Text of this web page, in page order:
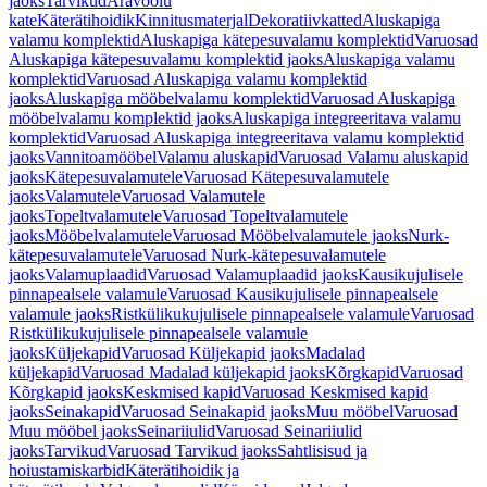
kateKäterätihoidikKinnitusmaterjalDekoratiivkattedAluskapiga
valamu komplektidAluskapiga kätepesuvalamu komplektidVaruosad
Aluskapiga kätepesuvalamu komplektid jaoksAluskapiga valamu
komplektidVaruosad Aluskapiga valamu komplektid
jaoksAluskapiga mööbelvalamu komplektidVaruosad Aluskapiga
mööbelvalamu komplektid jaoksAluskapiga integreeritava valamu
komplektidVaruosad Aluskapiga integreeritava valamu komplektid
jaoksVannitoamööbelValamu aluskapidVaruosad Valamu aluskapid
jaoksKätepesuvalamuteleVaruosad Kätepesuvalamutele
jaoksValamuteleVaruosad Valamutele
jaoksTopeltvalamuteleVaruosad Topeltvalamutele
jaoksMööbelvalamuteleVaruosad Mööbelvalamutele jaoksNurk-
kätepesuvalamuteleVaruosad Nurk-kätepesuvalamutele
jaoksValamuplaadidVaruosad Valamuplaadid jaoksKausikujulisele
pinnapealsele valamuleVaruosad Kausikujulisele pinnapealsele
valamule jaoksRistkülikukujulisele pinnapealsele valamuleVaruosad
Ristkülikukujulisele pinnapealsele valamule
jaoksKüljekapidVaruosad Küljekapid jaoksMadalad
küljekapidVaruosad Madalad küljekapid jaoksKõrgkapidVaruosad
Kõrgkapid jaoksKeskmised kapidVaruosad Keskmised kapid
jaoksSeinakapidVaruosad Seinakapid jaoksMuu mööbelVaruosad
Muu mööbel jaoksSeinariiulidVaruosad Seinariiulid
jaoksTarvikudVaruosad Tarvikud jaoksSahtlisisud ja
hoiustamiskarbidKäterätihoidik ja